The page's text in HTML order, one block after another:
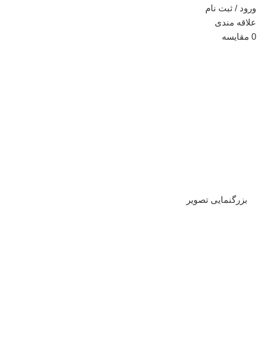
ورود / ثبت نام
علاقه مندی
0 مقایسه
بزرگنمایی تصویر